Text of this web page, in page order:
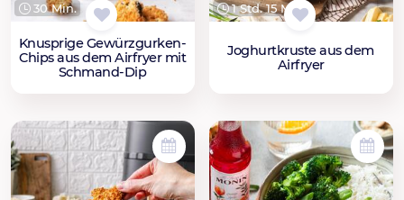
30 Min.
Knusprige Gewürzgurken-
Chips aus dem Airfryer mit
Schmand-Dip
1 Std. 15 Min.
Joghurtkruste aus dem
Airfryer